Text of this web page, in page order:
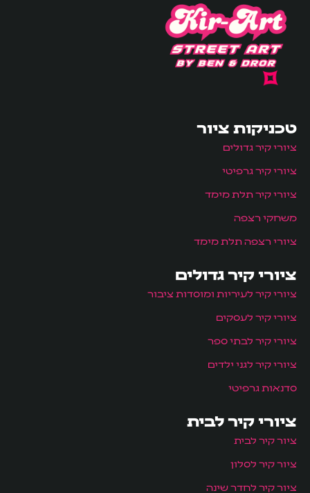
טכניקות ציור
ציורי קיר גדולים
ציורי קיר גרפיטי
ציורי קיר תלת מימד
משחקי רצפה
ציורי רצפה תלת מימד
ציורי קיר גדולים
ציורי קיר לעיריות ומוסדות ציבור
ציורי קיר לעסקים
ציורי קיר לבתי ספר
ציורי קיר לגני ילדים
סדנאות גרפיטי
ציורי קיר לבית
ציור קיר לבית
ציור קיר לסלון
ציור קיר לחדר שינה